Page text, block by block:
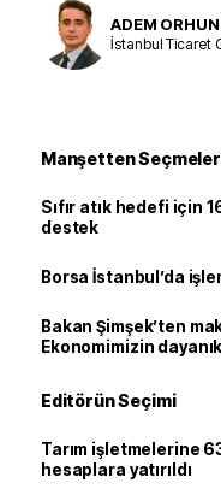
ADEM ORHUN
İstanbul Ticaret
Manşetten Seçmeler
Sıfır atık hedefi için
destek
Borsa İstanbul’da
Bakan Şimşek’ten
Ekonomimizin
Editörün Seçimi
Tarım işletmelerine
hesaplara yatırıldı